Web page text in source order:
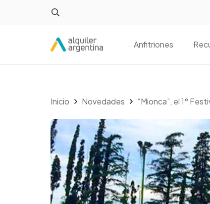
Anfitriones
Inicio Novedades “Mionca”, el 1°